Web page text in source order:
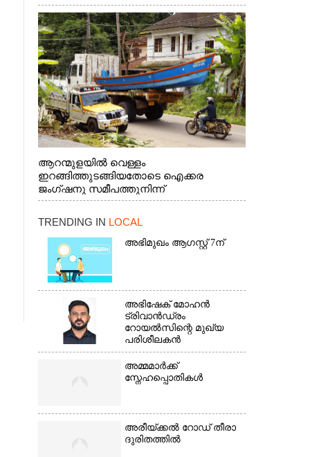
രാഷ്ട്രീയപ്രവത്തകരും അടങ്ങുന്ന സംഘം
റോഡിൽ അടിഞ്ഞ് കൂടിയ ചെളിയും മണ്ണും
മറ്റ് മാലിന്യങ്ങളും നീക്കം ചെയ്യുന്നു.
ആറന്മുളയിൽ വെള്ളം
ഇറങ്ങിത്തുടങ്ങിയതോടെ ഐക്കര
ജംഗ്ഷനു സമീപത്തുനിന്ന്
രക്ഷാപ്രവർത്തനത്തിന് കൊല്ലത്ത് നിന്ന്
തിരികെക്കൊണ്ടുപോകുന്നു.
TRENDING IN LOCAL
അഭിമുഖം ആഗസ്റ്റ് 7ന്
അഭിഷേക് മോഹൻ
ട്രിവാൻഡ്രം
റോയൽസിന്റെ മുഖ്യ
പരിശീലകൻ
അമ്മമാർക്ക്
സ്നേഹപ്പൊതികൾ
അരീയ്ക്കൽ റോഡ് തീരാ
ദുരിതത്തിൽ